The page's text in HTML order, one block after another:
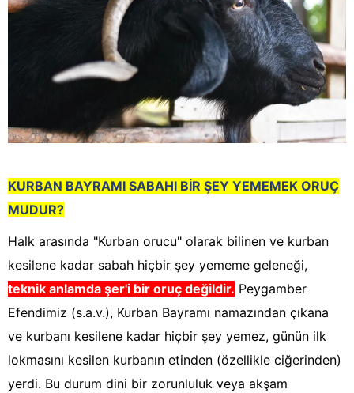
KURBAN BAYRAMI SABAHI BİR ŞEY YEMEMEK ORUÇ
MUDUR?
Halk arasında "Kurban orucu" olarak bilinen ve kurban
kesilene kadar sabah hiçbir şey yememe geleneği,
teknik anlamda şer'i bir oruç değildir. Peygamber
Efendimiz (s.a.v.), Kurban Bayramı namazından çıkana
ve kurbanı kesilene kadar hiçbir şey yemez, günün ilk
lokmasını kesilen kurbanın etinden (özellikle ciğerinden)
yerdi. Bu durum dini bir zorunluluk veya akşam